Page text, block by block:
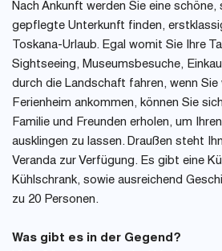
Nach Ankunft werden Sie eine schöne,
gepflegte Unterkunft finden,
Toskana-Urlaub. Egal womit Sie Ihre
Sightseeing, Museumsbesuche,
durch die Landschaft fahren, wenn Sie
Ferienheim ankommen, können Sie
Familie und Freunden erholen, um
ausklingen zu lassen. Draußen steht
Veranda zur Verfügung. Es gibt eine
Kühlschrank, sowie ausreichend
zu 20 Personen.
Was gibt es in der Gegend?